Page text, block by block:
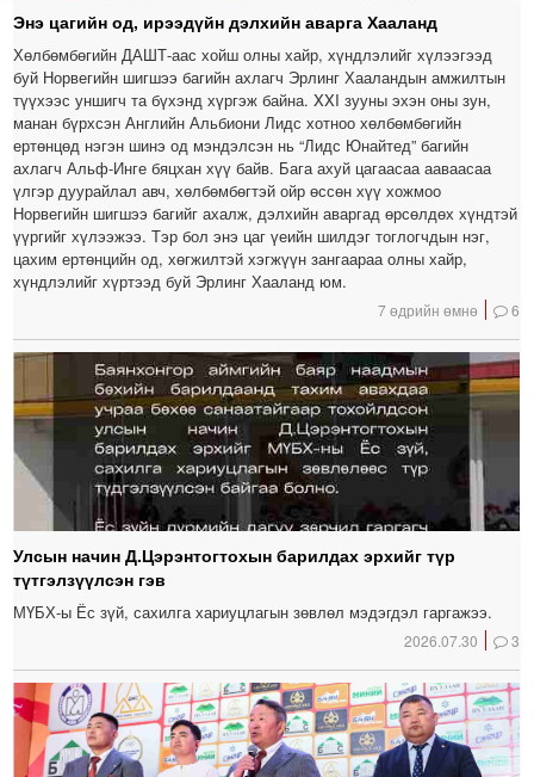
Энэ цагийн од, ирээдүйн дэлхийн аварга Хааланд
Хөлбөмбөгийн ДАШТ-аас хойш олны хайр, хүндлэлийг хүлээгээд
буй Норвегийн шигшээ багийн ахлагч Эрлинг Хааландын амжилтын
түүхээс уншигч та бүхэнд хүргэж байна. XXI зууны эхэн оны зун,
манан бүрхсэн Английн Альбиони Лидс хотноо хөлбөмбөгийн
ертөнцөд нэгэн шинэ од мэндэлсэн нь “Лидс Юнайтед” багийн
ахлагч Альф-Инге бяцхан хүү байв. Бага ахуй цагаасаа ааваасаа
үлгэр дуурайлал авч, хөлбөмбөгтэй ойр өссөн хүү хожмоо
Норвегийн шигшээ багийг ахалж, дэлхийн аваргад өрсөлдөх хүндтэй
үүргийг хүлээжээ. Тэр бол энэ цаг үеийн шилдэг тоглогчдын нэг,
цахим ертөнцийн од, хөгжилтэй хэгжүүн зангаараа олны хайр,
хүндлэлийг хүртээд буй Эрлинг Хааланд юм.
7 өдрийн өмнө 6
Улсын начин Д.Цэрэнтогтохын барилдах эрхийг түр
түтгэлзүүлсэн гэв
МҮБХ-ы Ёс зүй, сахилга хариуцлагын зөвлөл мэдэгдэл гаргажээ.
2026.07.30 3